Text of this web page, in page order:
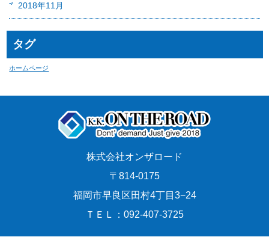
2018年11月
タグ
ホームページ
株式会社オンザロード
〒814-0175
福岡市早良区田村4丁目3−24
ＴＥＬ：092-407-3725